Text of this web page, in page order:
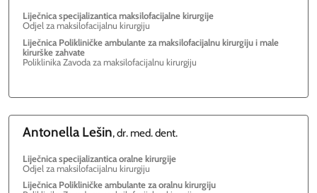
Liječnica specijalizantica maksilofacijalne kirurgije
Odjel za maksilofacijalnu kirurgiju
Liječnica Polikliničke ambulante za maksilofacijalnu kirurgiju i male
kirurške zahvate
Poliklinika Zavoda za maksilofacijalnu kirurgiju
Antonella Lešin, dr. med. dent.
Liječnica specijalizantica oralne kirurgije
Odjel za maksilofacijalnu kirurgiju
Liječnica Polikliničke ambulante za oralnu kirurgiju